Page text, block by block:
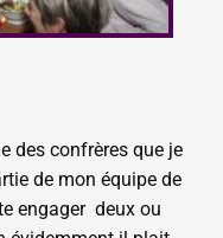
des confrères que je
de mon équipe de
engager deux ou